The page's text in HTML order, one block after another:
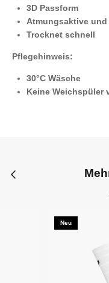
3D Passform
Atmungsaktive
Trocknet schnell
Pflegehinweis:
30°C Wäsche
Keine Weichspüler
Neu